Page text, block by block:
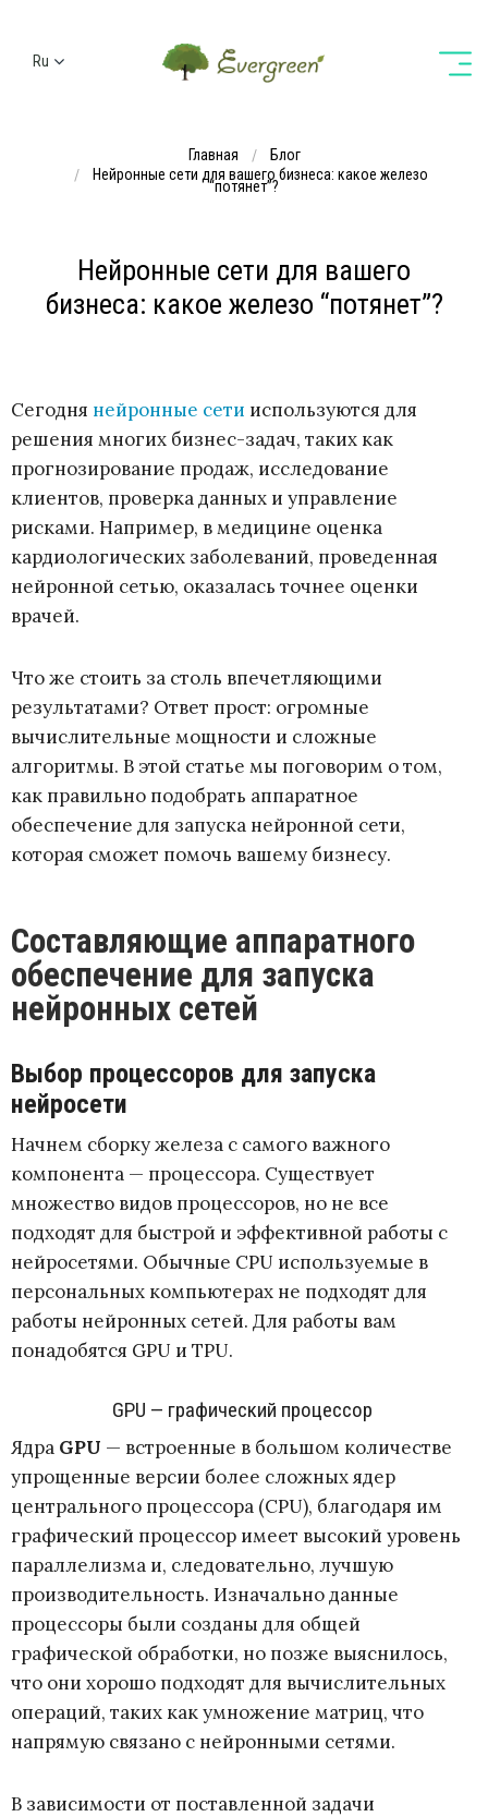
Ru
Главная
Блог
Нейронные сети для вашего бизнеса: какое железо
“потянет”?
Нейронные сети для вашего
бизнеса: какое железо “потянет”?
Сегодня нейронные сети используются для
решения многих бизнес-задач, таких как
прогнозирование продаж, исследование
клиентов, проверка данных и управление
рисками. Например, в медицине оценка
кардиологических заболеваний, проведенная
нейронной сетью, оказалась точнее оценки
врачей.
Что же стоить за столь впечетляющими
результатами? Ответ прост: огромные
вычислительные мощности и сложные
алгоритмы. В этой статье мы поговорим о том,
как правильно подобрать аппаратное
обеспечение для запуска нейронной сети,
которая сможет помочь вашему бизнесу.
Составляющие аппаратного
обеспечение для запуска
нейронных сетей
Выбор процессоров для запуска
нейросети
Начнем сборку железа с самого важного
компонента — процессора. Существует
множество видов процессоров, но не все
подходят для быстрой и эффективной работы с
нейросетями. Обычные CPU используемые в
персональных компьютерах не подходят для
работы нейронных сетей. Для работы вам
понадобятся GPU и TPU.
GPU — графический процессор
Ядра GPU — встроенные в большом количестве
упрощенные версии более сложных ядер
центрального процессора (CPU), благодаря им
графический процессор имеет высокий уровень
параллелизма и, следовательно, лучшую
производительность. Изначально данные
процессоры были созданы для общей
графической обработки, но позже выяснилось,
что они хорошо подходят для вычислительных
операций, таких как умножение матриц, что
напрямую связано с нейронными сетями.
В зависимости от поставленной задачи